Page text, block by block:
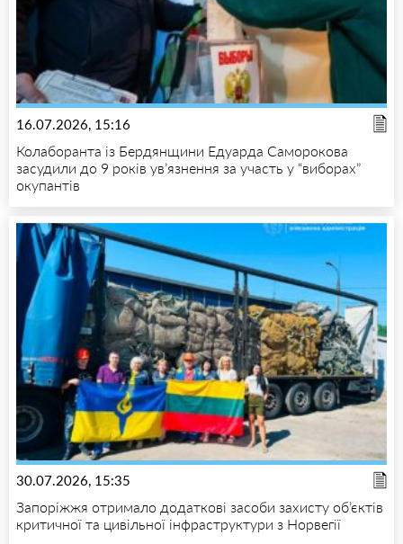
16.07.2026, 15:16
Колаборанта із Бердянщини Едуарда Саморокова
засудили до 9 років ув’язнення за участь у “виборах”
окупантів
30.07.2026, 15:35
Запоріжжя отримало додаткові засоби захисту об’єктів
критичної та цивільної інфраструктури з Норвегії